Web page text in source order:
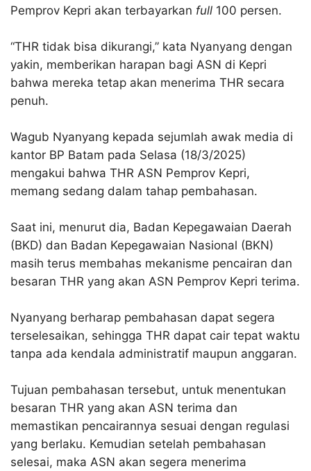
Pemprov Kepri akan terbayarkan full 100 persen.
“THR tidak bisa dikurangi,” kata Nyanyang dengan
yakin, memberikan harapan bagi ASN di Kepri
bahwa mereka tetap akan menerima THR secara
penuh.
Wagub Nyanyang kepada sejumlah awak media di
kantor BP Batam pada Selasa (18/3/2025)
mengakui bahwa THR ASN Pemprov Kepri,
memang sedang dalam tahap pembahasan.
Saat ini, menurut dia, Badan Kepegawaian Daerah
(BKD) dan Badan Kepegawaian Nasional (BKN)
masih terus membahas mekanisme pencairan dan
besaran THR yang akan ASN Pemprov Kepri terima.
Nyanyang berharap pembahasan dapat segera
terselesaikan, sehingga THR dapat cair tepat waktu
tanpa ada kendala administratif maupun anggaran.
Tujuan pembahasan tersebut, untuk menentukan
besaran THR yang akan ASN terima dan
memastikan pencairannya sesuai dengan regulasi
yang berlaku. Kemudian setelah pembahasan
selesai, maka ASN akan segera menerima